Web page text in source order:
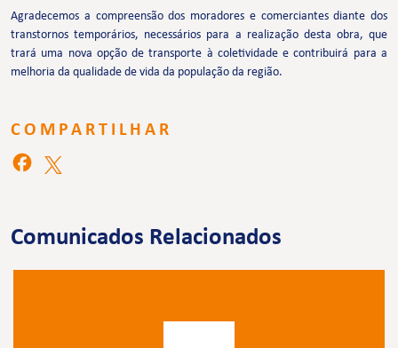
Agradecemos a compreensão dos moradores e comerciantes diante dos
transtornos temporários, necessários para a realização desta obra, que
trará uma nova opção de transporte à coletividade e contribuirá para a
melhoria da qualidade de vida da população da região.
COMPARTILHAR
Comunicados Relacionados